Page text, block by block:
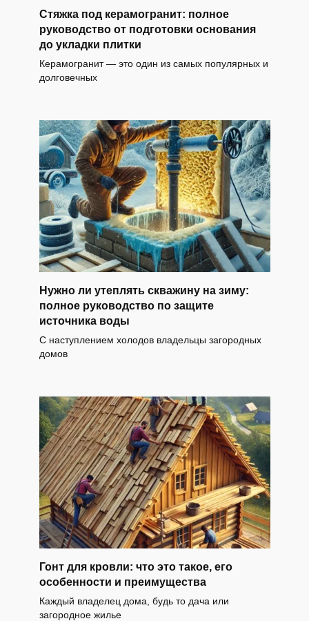
Стяжка под керамогранит: полное
руководство от подготовки основания
до укладки плитки
Керамогранит — это один из самых популярных и
долговечных
Нужно ли утеплять скважину на зиму:
полное руководство по защите
источника воды
С наступлением холодов владельцы загородных
домов
Гонт для кровли: что это такое, его
особенности и преимущества
Каждый владелец дома, будь то дача или
загородное жилье